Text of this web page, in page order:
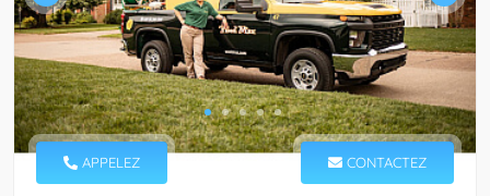
APPELEZ CONTACTEZ